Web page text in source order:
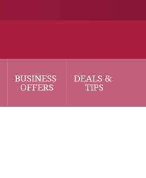
BUSINESS
OFFERS
DEALS &
TIPS